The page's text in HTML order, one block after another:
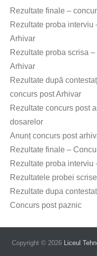
Rezultate finale –
Rezultate proba interviu
Arhivar
Rezultate proba scrisa
Arhivar
Rezultate după
concurs post Arhivar
Rezultate concurs post
dosarelor
Anunț concurs post
Rezultate finale –
Rezultate proba interviu
Rezultatele probei
Rezultate dupa
Concurs post paznic
Copyright © 2026 Liceul